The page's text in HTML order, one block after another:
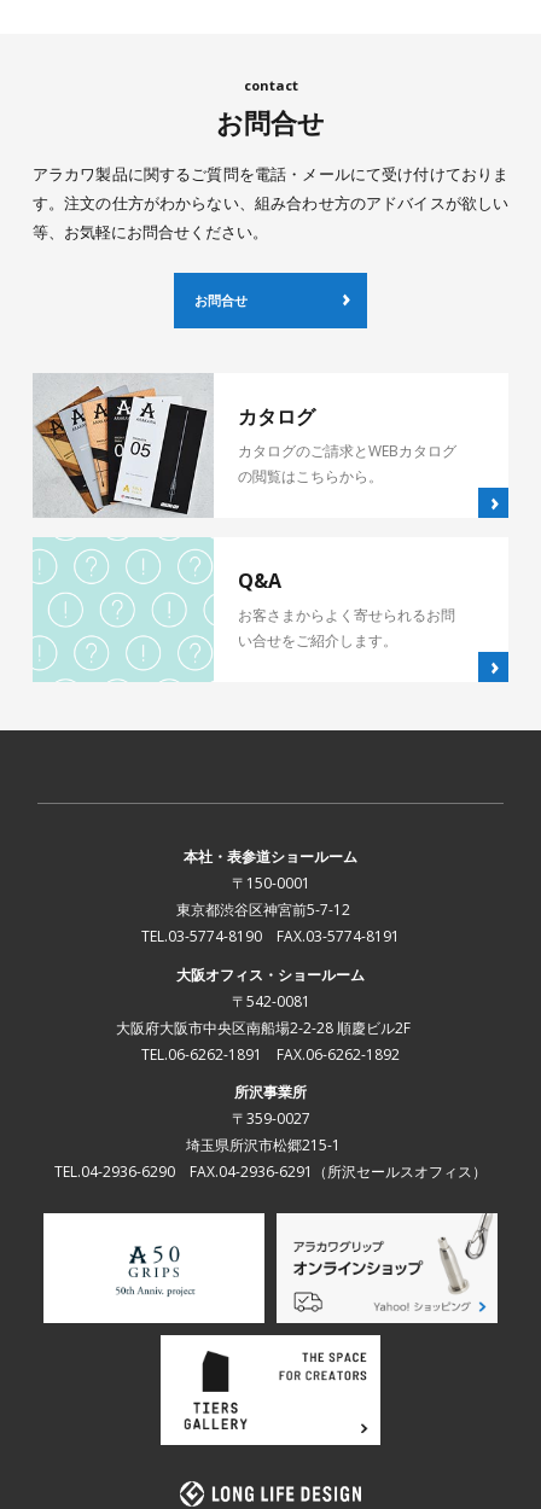
お問合せ
アラカワ製品に関するご質問を電話・メールにて受け付けておりま
す。注文の仕方がわからない、組み合わせ方のアドバイスが欲しい
等、お気軽にお問合せください。
お問合せ
カタログ
カタログのご請求とWEBカタログ
の閲覧はこちらから。
Q&A
お客さまからよく寄せられるお問
い合せをご紹介します。
本社・表参道ショールーム
〒150-0001
東京都渋谷区神宮前5-7-12
TEL.03-5774-8190 FAX.03-5774-8191
大阪オフィス・ショールーム
〒542-0081
大阪府大阪市中央区南船場2-2-28 順慶ビル2F
TEL.06-6262-1891 FAX.06-6262-1892
所沢事業所
〒359-0027
埼玉県所沢市松郷215-1
TEL.04-2936-6290 FAX.04-2936-6291 （所沢セールスオフィス）